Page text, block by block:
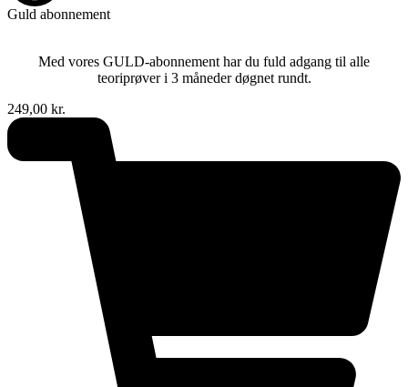
Guld abonnement
Med vores GULD-abonnement har du fuld adgang til alle
teoriprøver i 3 måneder døgnet rundt.
249,00 kr.